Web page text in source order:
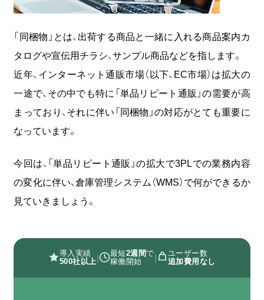
会社情報
03-6261-3694
（平日：9:00 - 17:00）
「同梱物」とは、出荷する商品と一緒に入れる商品案内カ
タログや宣伝用チラシ、サンプル商品などを指します。
近年、インターネット通販市場（以下、EC市場）は拡大の
一途で、その中でも特に「単品リピート通販」の需要が高
まっており、それに伴い「同梱物」の対応がとても重要に
なっています。
今回は、「単品リピート通販」の拡大で3PLでの業務内容
の変化に伴い、倉庫管理システム（WMS）で何ができるか
見ていきましょう。
導入実績
500社以上 | 最短2週間で
稼働開始
|
ユーザー数
追加費用なし